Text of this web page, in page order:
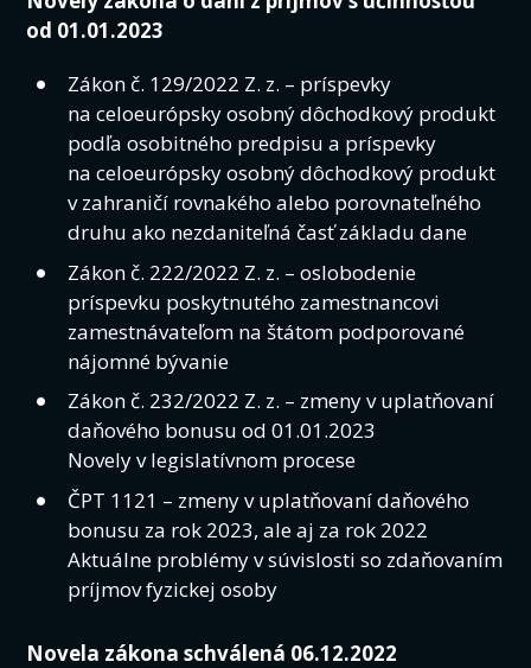
od 01.01.2023
Zákon č. 129/2022 Z. z. – príspevky
na celoeurópsky osobný dôchodkový produkt
podľa osobitného predpisu a príspevky
na celoeurópsky osobný dôchodkový produkt
v zahraničí rovnakého alebo porovnateľného
druhu ako nezdaniteľná časť základu dane
Zákon č. 222/2022 Z. z. – oslobodenie
príspevku poskytnutého zamestnancovi
zamestnávateľom na štátom podporované
nájomné bývanie
Zákon č. 232/2022 Z. z. – zmeny v uplatňovaní
daňového bonusu od 01.01.2023
Novely v legislatívnom procese
ČPT 1121 – zmeny v uplatňovaní daňového
bonusu za rok 2023, ale aj za rok 2022
Aktuálne problémy v súvislosti so zdaňovaním
príjmov fyzickej osoby
Novela zákona schválená 06.12.2022